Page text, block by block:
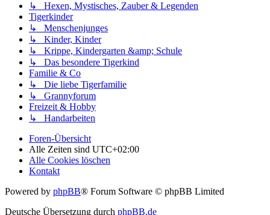
↳ Hexen, Mystisches, Zauber & Legenden
Tigerkinder
↳ Menschenjunges
↳ Kinder, Kinder
↳ Krippe, Kindergarten &amp; Schule
↳ Das besondere Tigerkind
Familie & Co
↳ Die liebe Tigerfamilie
↳ Grannyforum
Freizeit & Hobby
↳ Handarbeiten
Foren-Übersicht
Alle Zeiten sind UTC+02:00
Alle Cookies löschen
Kontakt
Powered by phpBB® Forum Software © phpBB Limited
Deutsche Übersetzung durch phpBB.de